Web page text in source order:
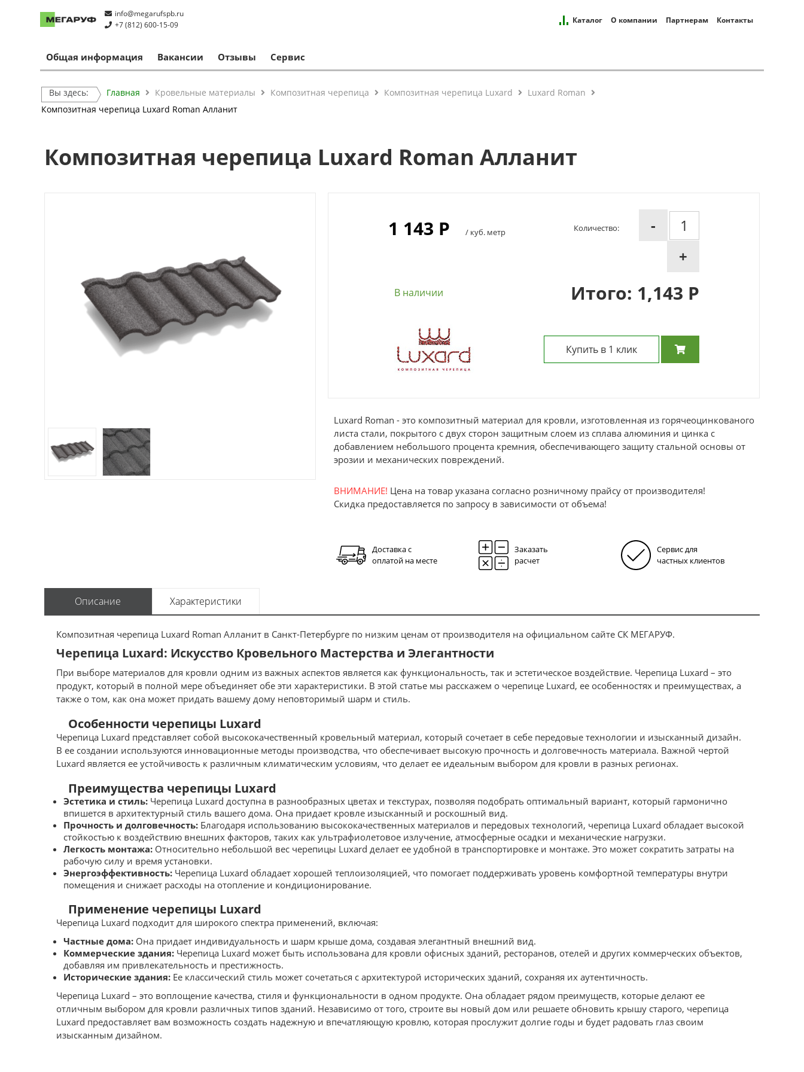
info@megarufspb.ru
+7 (812) 600-15-09
Каталог О компании Партнерам Контакты
Общая информация Вакансии Отзывы Сервис
Вы здесь: Главная Кровельные материалы Композитная черепица Композитная черепица Luxard
Luxard Roman
Композитная черепица Luxard Roman Алланит
Композитная черепица Luxard Roman Алланит
1 143 P / куб. метр Количество:
-
+
В наличии Итого: 1,143 Р
Купить в 1 клик
Luxard Roman - это композитный материал для кровли, изготовленная из горячеоцинкованого
листа стали, покрытого с двух сторон защитным слоем из сплава алюминия и цинка с
добавлением небольшого процента кремния, обеспечивающего защиту стальной основы от
эрозии и механических повреждений.
ВНИМАНИЕ! Цена на товар указана согласно розничному прайсу от производителя!
Скидка предоставляется по запросу в зависимости от объема!
Доставка с
оплатой на месте
Заказать
расчет
Сервис для
частных клиентов
Описание Характеристики
Композитная черепица Luxard Roman Алланит в Санкт-Петербурге по низким ценам от производителя на официальном сайте СК МЕГАРУФ.
Черепица Luxard: Искусство Кровельного Мастерства и Элегантности
При выборе материалов для кровли одним из важных аспектов является как функциональность, так и эстетическое воздействие. Черепица Luxard – это
продукт, который в полной мере объединяет обе эти характеристики. В этой статье мы расскажем о черепице Luxard, ее особенностях и преимуществах, а
также о том, как она может придать вашему дому неповторимый шарм и стиль.
Особенности черепицы Luxard
Черепица Luxard представляет собой высококачественный кровельный материал, который сочетает в себе передовые технологии и изысканный дизайн.
В ее создании используются инновационные методы производства, что обеспечивает высокую прочность и долговечность материала. Важной чертой
Luxard является ее устойчивость к различным климатическим условиям, что делает ее идеальным выбором для кровли в разных регионах.
Преимущества черепицы Luxard
Эстетика и стиль:Черепица Luxard доступна в разнообразных цветах и текстурах, позволяя подобрать оптимальный вариант, который гармонично
впишется в архитектурный стиль вашего дома. Она придает кровле изысканный и роскошный вид.
Прочность и долговечность:Благодаря использованию высококачественных материалов и передовых технологий, черепица Luxard обладает высокой
стойкостью к воздействию внешних факторов, таких как ультрафиолетовое излучение, атмосферные осадки и механические нагрузки.
Легкость монтажа:Относительно небольшой вес черепицы Luxard делает ее удобной в транспортировке и монтаже. Это может сократить затраты на
рабочую силу и время установки.
Энергоэффективность:Черепица Luxard обладает хорошей теплоизоляцией, что помогает поддерживать уровень комфортной температуры внутри
помещения и снижает расходы на отопление и кондиционирование.
Применение черепицы Luxard
Черепица Luxard подходит для широкого спектра применений, включая:
Частные дома:Она придает индивидуальность и шарм крыше дома, создавая элегантный внешний вид.
Коммерческие здания:Черепица Luxard может быть использована для кровли офисных зданий, ресторанов, отелей и других коммерческих объектов,
добавляя им привлекательность и престижность.
Исторические здания:Ее классический стиль может сочетаться с архитектурой исторических зданий, сохраняя их аутентичность.
Черепица Luxard – это воплощение качества, стиля и функциональности в одном продукте. Она обладает рядом преимуществ, которые делают ее
отличным выбором для кровли различных типов зданий. Независимо от того, строите вы новый дом или решаете обновить крышу старого, черепица
Luxard предоставляет вам возможность создать надежную и впечатляющую кровлю, которая прослужит долгие годы и будет радовать глаз своим
изысканным дизайном.